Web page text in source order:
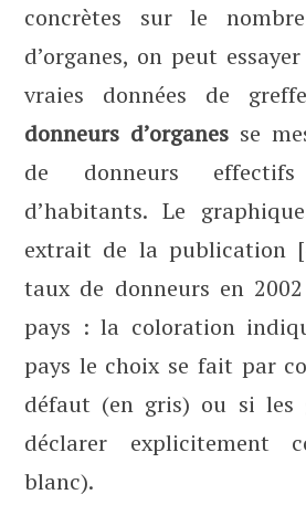
concrètes sur le
d’organes, on peut
vraies données de
donneurs d’organes se
de donneurs
d’habitants. Le
extrait de la publication
taux de donneurs en
pays : la coloration
pays le choix se fait par
défaut (en gris) ou si les
déclarer explicitement
blanc).